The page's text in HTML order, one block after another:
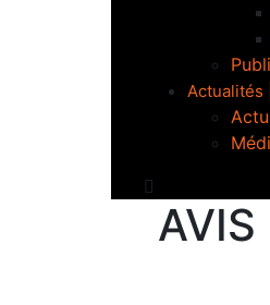
Actualités